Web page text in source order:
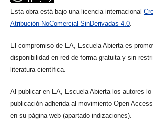
Esta obra está bajo una licencia internacional
Atribución-NoComercial-SinDerivadas 4.0.
El compromiso de EA, Escuela Abierta es
disponibilidad en red de forma gratuita y sin
literatura científica.
Al publicar en EA, Escuela Abierta los autores
publicación adherida al movimiento Open
en su página web (apartado indizaciones).